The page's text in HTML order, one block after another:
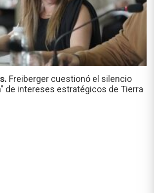
Freiberger cuestionó el silencio
de intereses estratégicos de Tierra